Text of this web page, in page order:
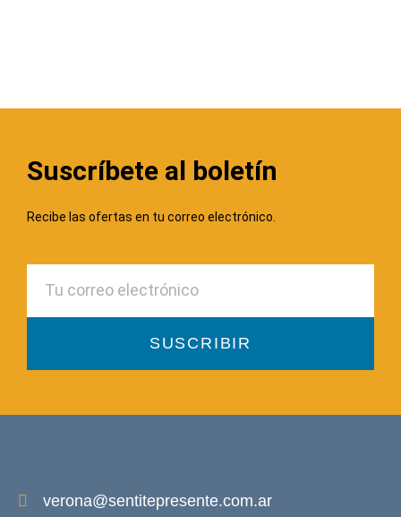
Suscríbete al boletín
Recibe las ofertas en tu correo electrónico.
SUSCRIBIR
verona@sentitepresente.com.ar